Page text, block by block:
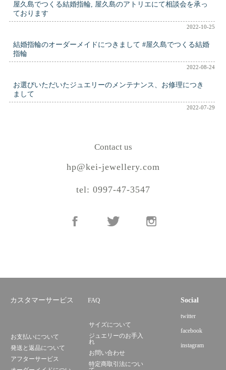
屋久島でつくる結婚指輪, 屋久島のアトリエにて相談会を承っ
ております
2022-10-25
結婚指輪のオーダーメイドにつきまして #屋久島でつくる結婚
指輪
2022-08-24
お選びいただいたジュエリーのメンテナンス、お修理につき
まして
2022-07-29
Contact us
hp@kei-jewellery.com
tel: 0997-47-3547
カスタマーサービス FAQ
お支払いについて
発送と返品について
アフターサービス
サイズについて
ジュエリーのお手入
れ
お問い合わせ
特定商取引法につい
Social
twitter
facebook
instagram